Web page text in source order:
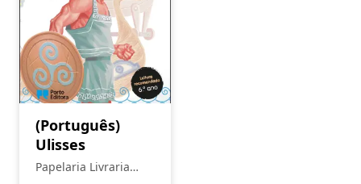
(Português)
Ulisses
Papelaria Livraria